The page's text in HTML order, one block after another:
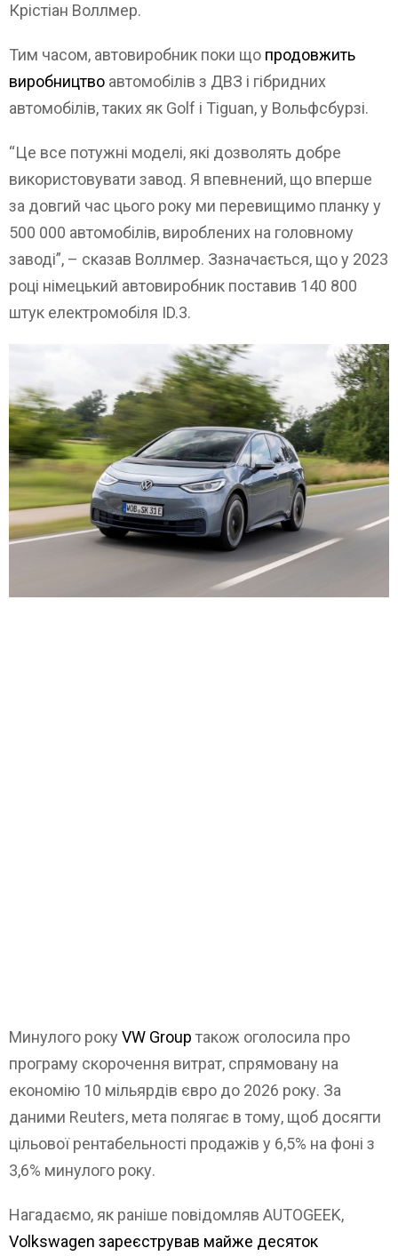
Крістіан Воллмер.
Тим часом, автовиробник поки що продовжить
виробництво автомобілів з ДВЗ і гібридних
автомобілів, таких як Golf і Tiguan, у Вольфсбурзі.
“Це все потужні моделі, які дозволять добре
використовувати завод. Я впевнений, що вперше
за довгий час цього року ми перевищимо планку у
500 000 автомобілів, вироблених на головному
заводі”, – сказав Воллмер. Зазначається, що у 2023
році німецький автовиробник поставив 140 800
штук електромобіля ID.3.
Минулого року VW Group також оголосила про
програму скорочення витрат, спрямовану на
економію 10 мільярдів євро до 2026 року. За
даними Reuters, мета полягає в тому, щоб досягти
цільової рентабельності продажів у 6,5% на фоні з
3,6% минулого року.
Нагадаємо, як раніше повідомляв AUTOGEEK,
Volkswagen зареєстрував майже десяток